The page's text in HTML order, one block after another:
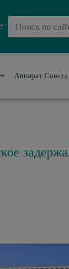
Аппарат Совета